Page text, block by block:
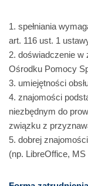
1. spełniania
art. 116 ust. 1
2. doświadczenie w
Ośrodku Pomocy
3. umiejętności
4. znajomości
niezbędnym do
związku z
5. dobrej
(np. LibreOffice, MS